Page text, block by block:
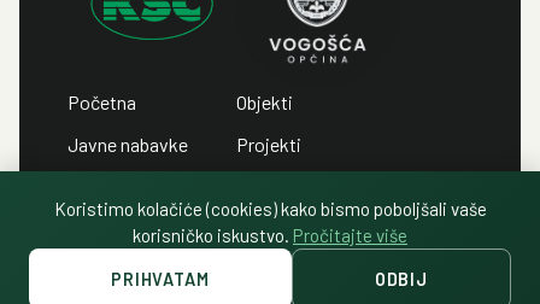
Početna
Javne nabavke
Javni oglasi
Objekti
Projekti
Politika privatnosti
Koristimo kolačiće (cookies) kako bismo poboljšali vaše
korisničko iskustvo. Pročitajte više
PRIHVATAM ODBIJ